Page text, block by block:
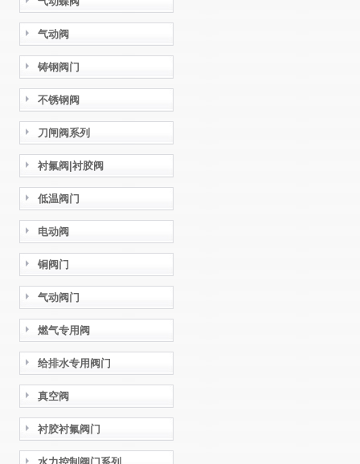
气动阀
铸钢阀门
不锈钢阀
刀闸阀系列
衬氟阀|衬胶阀
低温阀门
电动阀
铜阀门
气动阀门
燃气专用阀
给排水专用阀门
真空阀
衬胶衬氟阀门